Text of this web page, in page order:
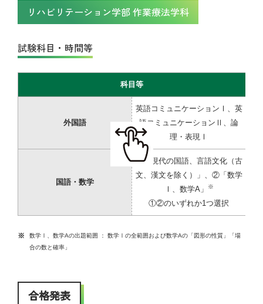
リハビリテーション学部 作業療法学科
試験科目・時間等
科目等
外国語
英語コミュニケーションⅠ、英
語コミュニケーションⅡ、論
理・表現Ⅰ
国語・数学
①「現代の国語、言語文化（古
文、漢文を除く）」、②「数学
Ⅰ、数学A」
※
①②のいずれか1つ選択
数学Ⅰ、数学Aの出題範囲 ： 数学Ⅰの全範囲および数学Aの「図形の性質」「場
合の数と確率」
合格発表